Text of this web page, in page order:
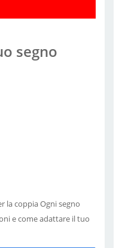
segno
la coppia Ogni segno
e come adattare il tuo